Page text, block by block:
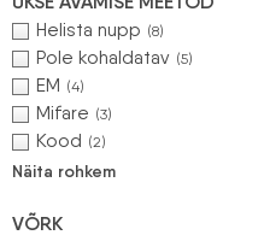
Helista nupp (8)
Pole kohaldatav (5)
EM (4)
Mifare (3)
Kood (2)
Näita rohkem
VÕRK